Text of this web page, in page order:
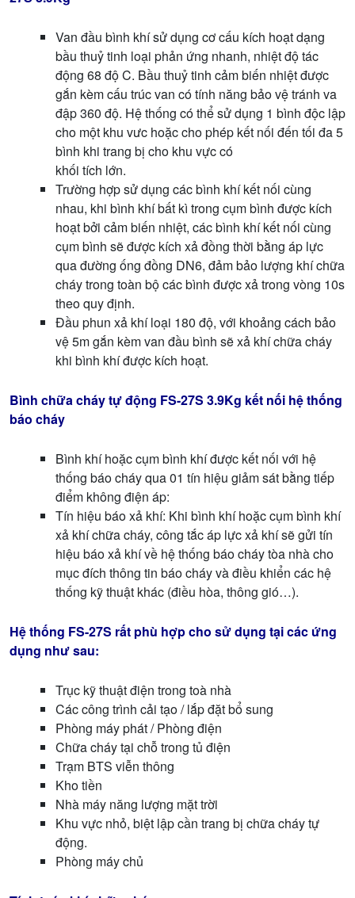
Van đầu bình khí sử dụng cơ cấu kích hoạt dạng
bầu thuỷ tinh loại phản ứng nhanh, nhiệt độ tác
động 68 độ C. Bầu thuỷ tinh cảm biến nhiệt được
gắn kèm cấu trúc van có tính năng bảo vệ tránh va
đập 360 độ. Hệ thống có thể sử dụng 1 bình độc lập
cho một khu vưc hoặc cho phép kết nối đến tối đa 5
bình khi trang bị cho khu vực có
khối tích lớn.
Trường hợp sử dụng các bình khí kết nối cùng
nhau, khi bình khí bất kì trong cụm bình được kích
hoạt bởi cảm biến nhiệt, các bình khí kết nối cùng
cụm bình sẽ được kích xả đồng thời bằng áp lực
qua đường ống đồng DN6, đảm bảo lượng khí chữa
cháy trong toàn bộ các bình được xả trong vòng 10s
theo quy định.
Đầu phun xả khí loại 180 độ, với khoảng cách bảo
vệ 5m gắn kèm van đầu bình sẽ xả khí chữa cháy
khi bình khí được kích hoạt.
Bình chữa cháy tự động FS-27S 3.9Kg kết nối hệ thống
báo cháy
Bình khí hoặc cụm bình khí được kết nối với hệ
thống báo cháy qua 01 tín hiệu giảm sát bằng tiếp
điểm không điện áp:
Tín hiệu báo xả khí: Khi bình khí hoặc cụm bình khí
xả khí chữa cháy, công tắc áp lực xả khí sẽ gửi tín
hiệu báo xả khí về hệ thống báo cháy tòa nhà cho
mục đích thông tin báo cháy và điều khiển các hệ
thống kỹ thuật khác (điều hòa, thông gió…).
Hệ thống FS-27S rất phù hợp cho sử dụng tại các ứng
dụng như sau:
Trục kỹ thuật điện trong toà nhà
Các công trình cải tạo / lắp đặt bổ sung
Phòng máy phát / Phòng điện
Chữa cháy tại chỗ trong tủ điện
Trạm BTS viễn thông
Kho tiền
Nhà máy năng lượng mặt trời
Khu vực nhỏ, biệt lập cần trang bị chữa cháy tự
động.
Phòng máy chủ